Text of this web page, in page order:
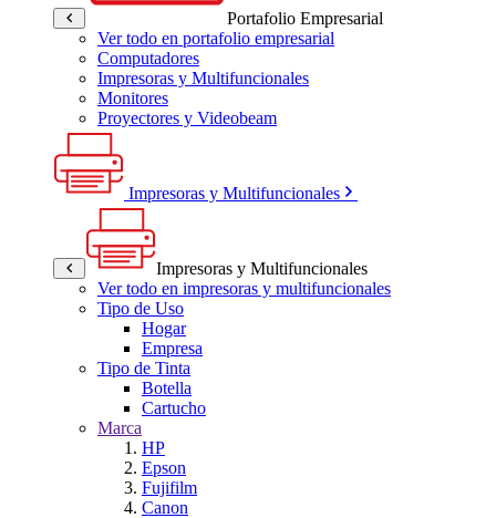
Portafolio Empresarial
Ver todo en portafolio empresarial
Computadores
Impresoras y Multifuncionales
Monitores
Proyectores y Videobeam
Impresoras y Multifuncionales
Impresoras y Multifuncionales
Ver todo en impresoras y multifuncionales
Tipo de Uso
Hogar
Empresa
Tipo de Tinta
Botella
Cartucho
Marca
HP
Epson
Fujifilm
Canon